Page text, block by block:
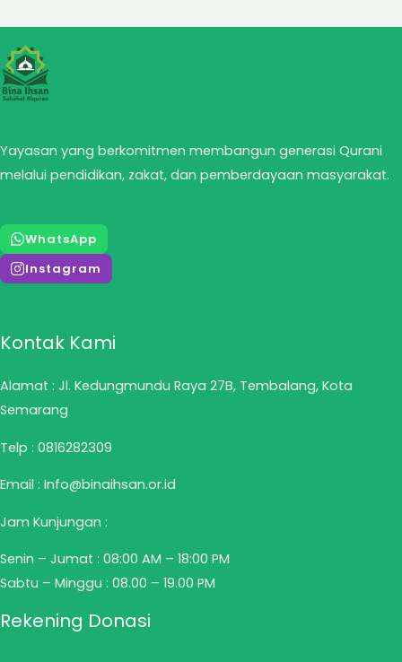
Yayasan yang berkomitmen membangun generasi Qurani
melalui pendidikan, zakat, dan pemberdayaan masyarakat.
WhatsApp
Instagram
Kontak Kami
Alamat : Jl. Kedungmundu Raya 27B, Tembalang, Kota
Semarang
Telp : 0816282309
Email : Info@binaihsan.or.id
Jam Kunjungan :
Senin – Jumat : 08:00 AM – 18:00 PM
Sabtu – Minggu : 08.00 – 19.00 PM
Rekening Donasi